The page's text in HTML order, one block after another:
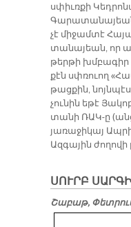
սփիւռ­քի
չէ մի­ջամ­տէ
տա­նա­յեան, որ
թեր­թի
քէն սփռուող
թաց­քին,
չու­նին ե­թէ
տա­նի ՌԱԿ-ը
յա­ռա­ջի­կայ
Ազ­գա­յին ժո­ղո­վի
ՍՈՒՐԲ
Շաբաթ,